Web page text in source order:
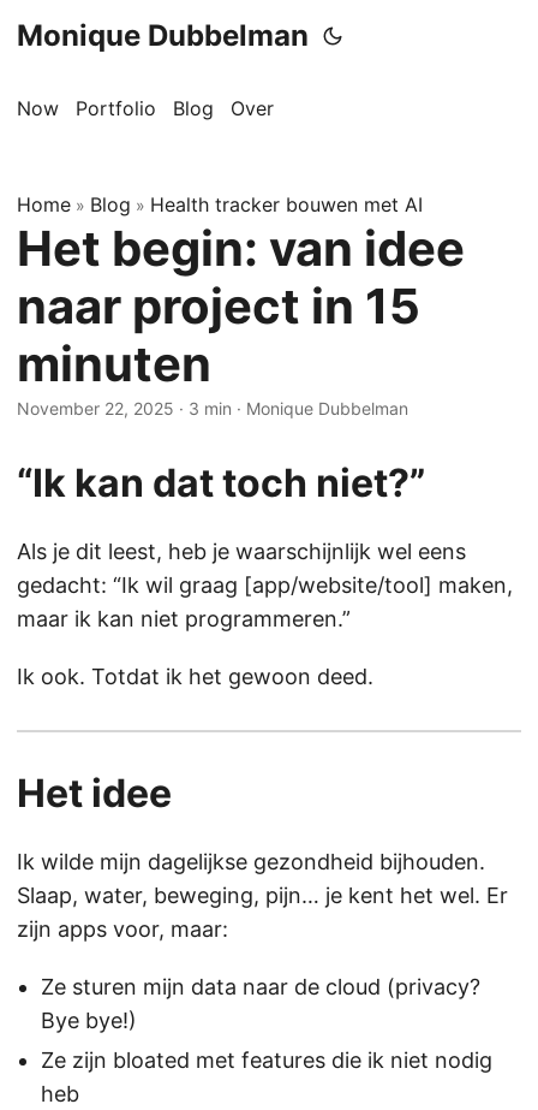
Monique Dubbelman
Now Portfolio Blog Over
Home » Blog » Health tracker bouwen met AI
Het begin: van idee
naar project in 15
minuten
November 22, 2025 · 3 min · Monique Dubbelman
“Ik kan dat toch niet?”
Als je dit leest, heb je waarschijnlijk wel eens
gedacht: “Ik wil graag [app/website/tool] maken,
maar ik kan niet programmeren.”
Ik ook. Totdat ik het gewoon deed.
Het idee
Ik wilde mijn dagelijkse gezondheid bijhouden.
Slaap, water, beweging, pijn… je kent het wel. Er
zijn apps voor, maar:
Ze sturen mijn data naar de cloud (privacy?
Bye bye!)
Ze zijn bloated met features die ik niet nodig
heb